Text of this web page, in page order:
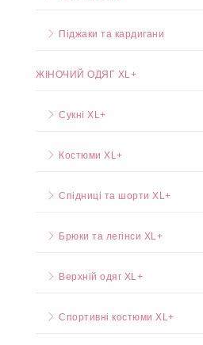
Піджаки та кардигани
ЖІНОЧИЙ ОДЯГ XL+
Сукні XL+
Костюми XL+
Спідниці та шорти XL+
Брюки та легінси XL+
Верхній одяг XL+
Спортивні костюми XL+